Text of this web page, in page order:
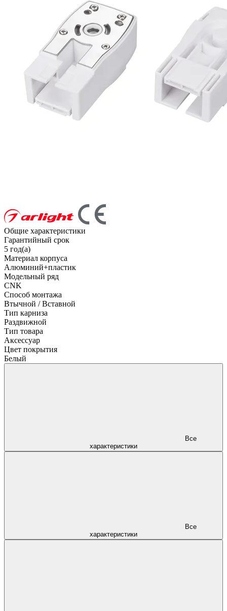
Общие характеристики
Гарантийный срок
5 год(а)
Материал корпуса
Алюминий+пластик
Модельный ряд
CNK
Способ монтажа
Втычной / Вставной
Тип карниза
Раздвижной
Тип товара
Аксессуар
Цвет покрытия
Белый
характеристики
характеристики